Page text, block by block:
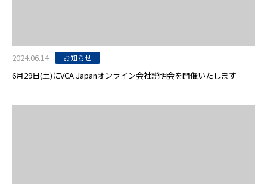
2024.06.14 お知らせ
6月29日(土)にVCA Japanオンライン会社説明会を開催いたします